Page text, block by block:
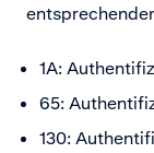
1A:
65:
130: